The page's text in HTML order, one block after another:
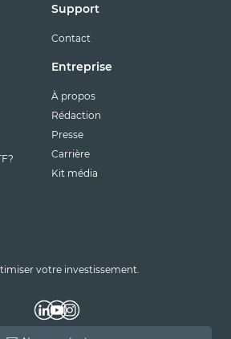
Support
Contact
Entreprise
À propos
Rédaction
Presse
Carrière
Kit média
votre investissement.